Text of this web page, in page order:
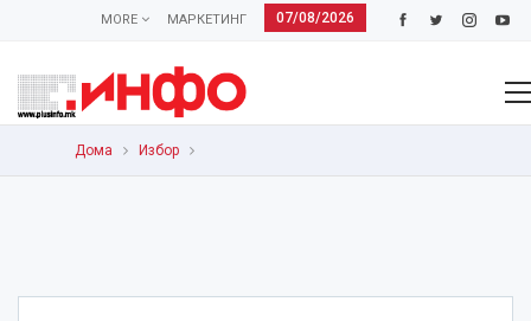
07/08/2026
МАРКЕТИНГ
MORE
Дома Избор